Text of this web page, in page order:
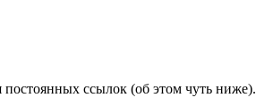
ссылок (об этом чуть ниже).